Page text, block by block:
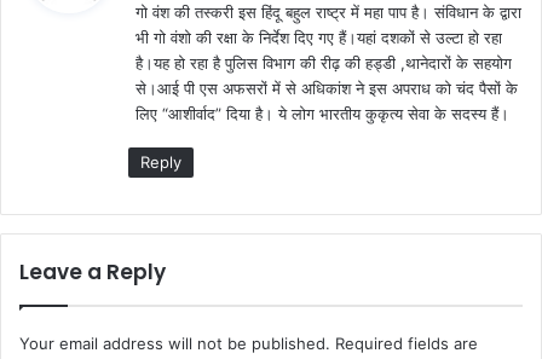
s
गो वंश की तस्करी इस हिंदू बहुल राष्ट्र में महा पाप है। संविधान के द्वारा
भी गो वंशो की रक्षा के निर्देश दिए गए हैं।यहां दशकों से उल्टा हो रहा
है।यह हो रहा है पुलिस विभाग की रीढ़ की हड्डी ,थानेदारों के सहयोग
से।आई पी एस अफसरों में से अधिकांश ने इस अपराध को चंद पैसों के
लिए “आशीर्वाद” दिया है। ये लोग भारतीय कुकृत्य सेवा के सदस्य हैं।
Reply
Leave a Reply
Your email address will not be published. Required fields are